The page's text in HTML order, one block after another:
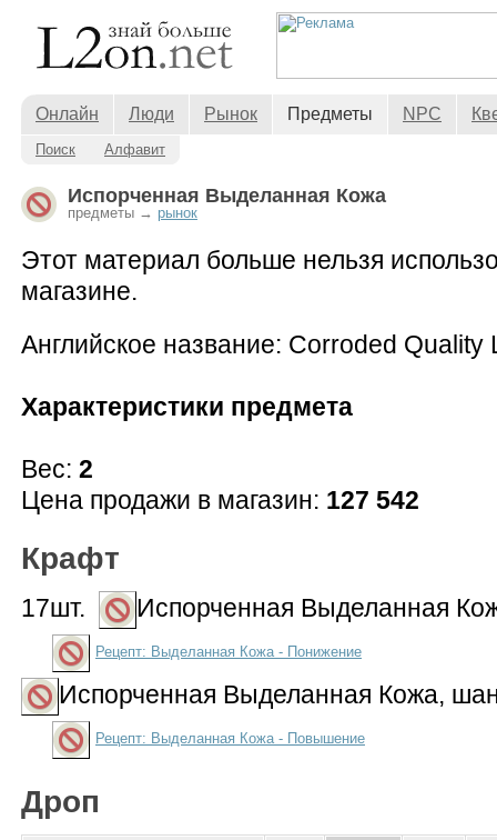
Онлайн Люди Рынок Предметы NPC
Поиск Алфавит
Испорченная Выделанная Кожа
предметы → рынок
Этот материал больше нельзя
магазине.
Английское название: Corroded Quality
Характеристики предмета
Вес: 2
Цена продажи в магазин: 127 542
Крафт
17шт. Испорченная Выделанная
Рецепт: Выделанная Кожа - Понижение
Испорченная Выделанная Кожа,
Рецепт: Выделанная Кожа - Повышение
Дроп